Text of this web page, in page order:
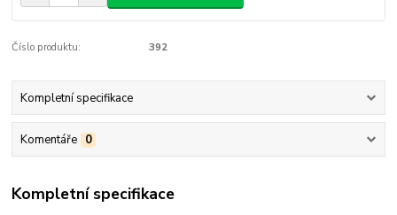
Číslo produktu: 392
Kompletní specifikace
Komentáře 0
Kompletní specifikace